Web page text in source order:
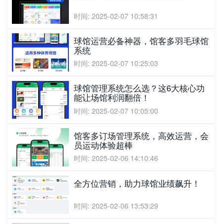
时间: 2025-02-07 10:58:31
球馆运营必备神器，馆客多羽毛球馆
系统
时间: 2025-02-07 10:25:03
球馆管理系统怎么选？这6大核心功
能让场馆利润翻倍！
时间: 2025-02-07 10:05:00
馆客多订场管理系统，高效运营，会
员运动体验超棒
时间: 2025-02-06 14:10:46
全方位营销，助力球馆业绩飙升！
时间: 2025-02-06 13:53:29